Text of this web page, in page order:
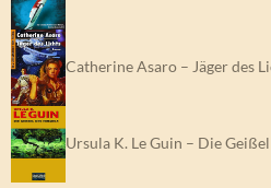
Catherine Asaro – Jäger des
Ursula K. Le Guin – Die